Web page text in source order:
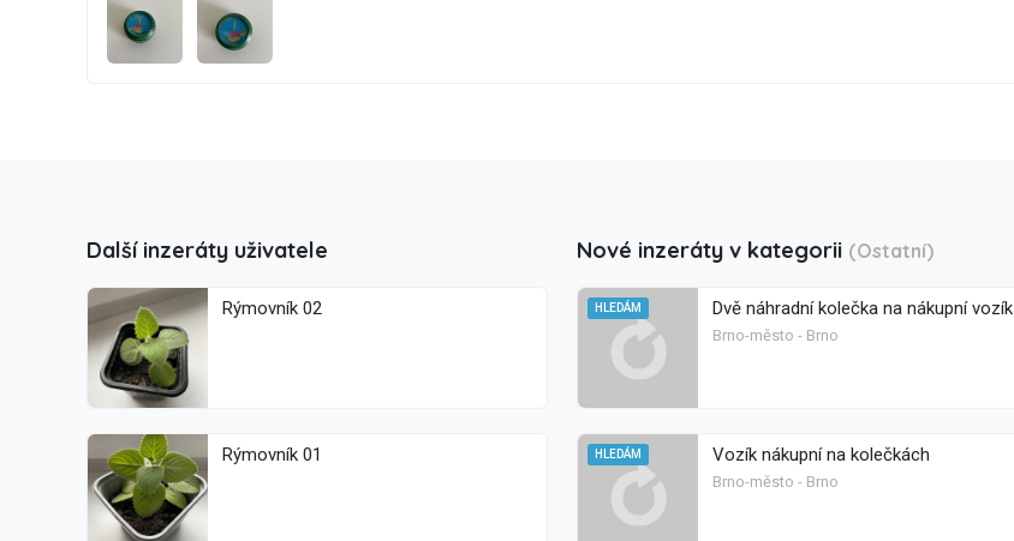
Další inzeráty uživatele
Rýmovník 02
Rýmovník 01
Nové inzeráty v kategorii (Ostatní)
HLEDÁM Dvě náhradní kolečka na nákupní vozík
Brno-město - Brno
HLEDÁM Vozík nákupní na kolečkách
Brno-město - Brno